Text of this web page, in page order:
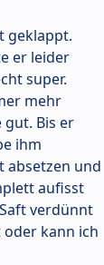
geklappt.
er leider
super.
mehr
gut. Bis er
ihm
absetzen und
aufisst
verdünnt
oder kann ich